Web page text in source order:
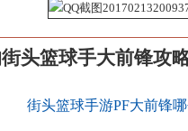
头篮球手大前锋攻略
街头篮球手游PF大前锋